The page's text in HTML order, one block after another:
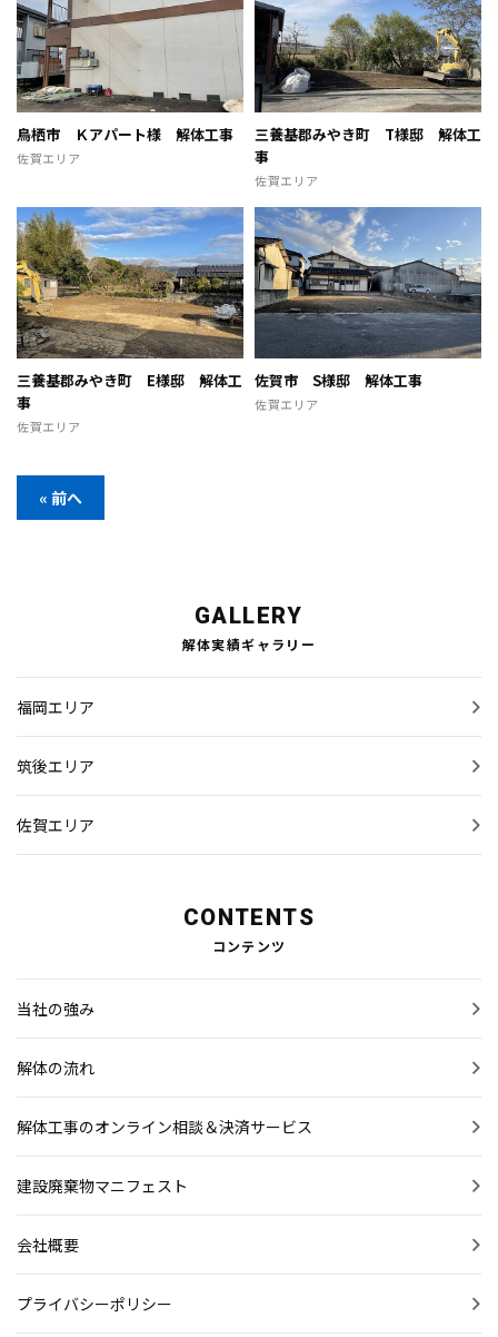
スタッフブログ
鳥栖市 Ｋアパート様 解体工事
佐賀エリア
三養基郡みやき町 T様邸 解体工
事
佐賀エリア
三養基郡みやき町 E様邸 解体工
事
佐賀エリア
佐賀市 S様邸 解体工事
佐賀エリア
« 前へ
GALLERY
解体実績ギャラリー
福岡エリア
筑後エリア
佐賀エリア
CONTENTS
コンテンツ
当社の強み
解体の流れ
解体工事のオンライン相談＆決済サービス
建設廃棄物マニフェスト
会社概要
プライバシーポリシー